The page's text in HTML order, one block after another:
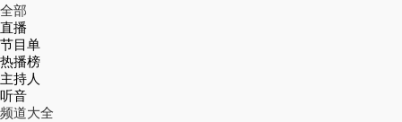
全部
直播
节目单
热播榜
主持人
听音
频道大全